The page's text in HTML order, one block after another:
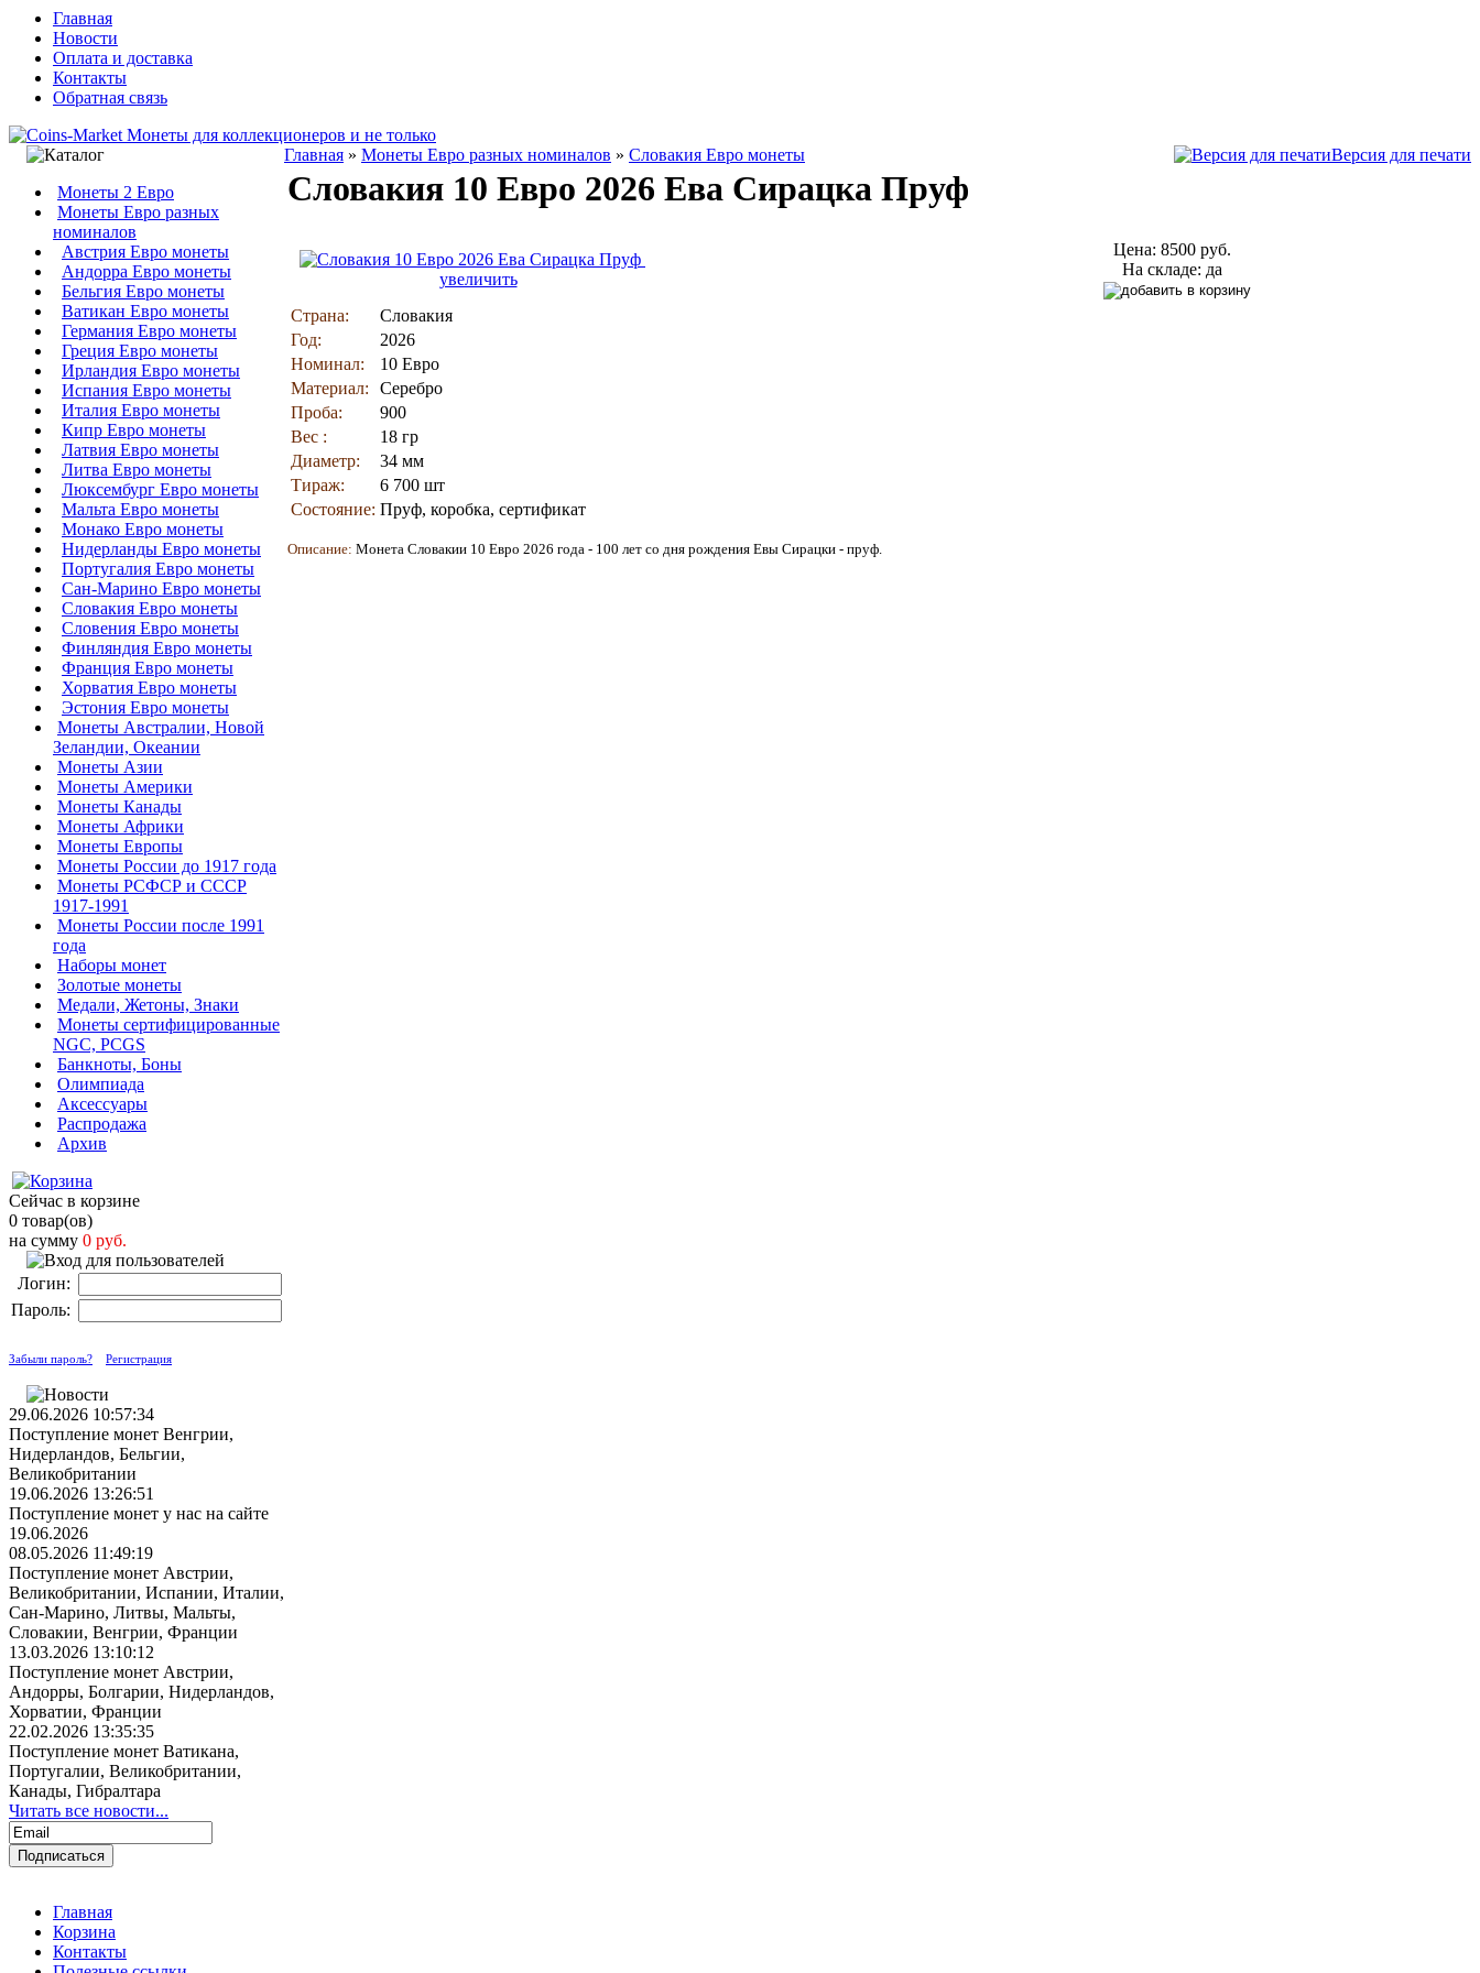
Главная
Новости
Оплата и доставка
Контакты
Обратная связь
Монеты 2 Евро
Монеты Евро разных
номиналов
Австрия Евро монеты
Андорра Евро монеты
Бельгия Евро монеты
Ватикан Евро монеты
Германия Евро монеты
Греция Евро монеты
Ирландия Евро монеты
Испания Евро монеты
Италия Евро монеты
Кипр Евро монеты
Латвия Евро монеты
Литва Евро монеты
Люксембург Евро монеты
Мальта Евро монеты
Монако Евро монеты
Нидерланды Евро монеты
Португалия Евро монеты
Сан-Марино Евро монеты
Словакия Евро монеты
Словения Евро монеты
Финляндия Евро монеты
Франция Евро монеты
Хорватия Евро монеты
Эстония Евро монеты
Монеты Австралии, Новой
Зеландии, Океании
Монеты Азии
Монеты Америки
Монеты Канады
Монеты Африки
Монеты Европы
Монеты России до 1917 года
Монеты РСФСР и СССР
1917-1991
Монеты России после 1991
года
Наборы монет
Золотые монеты
Медали, Жетоны, Знаки
Монеты сертифицированные
NGC, PCGS
Банкноты, Боны
Олимпиада
Аксессуары
Распродажа
Архив
Сейчас в корзине
0 товар(ов)
на сумму 0 руб.
Логин:
Пароль:
Забыли пароль? Регистрация
29.06.2026 10:57:34
Поступление монет Венгрии,
Нидерландов, Бельгии,
Великобритании
19.06.2026 13:26:51
Поступление монет у нас на сайте
19.06.2026
08.05.2026 11:49:19
Поступление монет Австрии,
Великобритании, Испании, Италии,
Сан-Марино, Литвы, Мальты,
Словакии, Венгрии, Франции
13.03.2026 13:10:12
Поступление монет Австрии,
Андорры, Болгарии, Нидерландов,
Хорватии, Франции
22.02.2026 13:35:35
Поступление монет Ватикана,
Португалии, Великобритании,
Канады, Гибралтара
Читать все новости...
Главная » Монеты Евро разных номиналов » Словакия Евро монеты Версия для печати
Словакия 10 Евро 2026 Ева Сирацка Пруф
увеличить
Цена: 8500 руб.
На складе: да
Страна:
Словакия
Год:
2026
Номинал:
10 Евро
Материал:
Серебро
Проба:
900
Вес :
18 гр
Диаметр:
34 мм
Тираж:
6 700 шт
Состояние: Пруф, коробка, сертификат
Описание: Монета Словакии 10 Евро 2026 года - 100 лет со дня рождения Евы Сирацки - пруф.
Главная
Корзина
Контакты